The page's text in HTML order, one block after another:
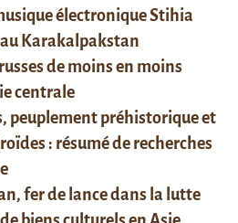
électronique Stihia
au Karakalpakstan
de moins en moins
centrale
peuplement préhistorique et
: résumé de recherches
fer de lance dans la lutte